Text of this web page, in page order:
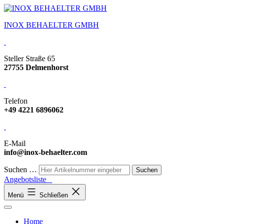
INOX BEHAELTER GMBH
Steller Straße 65
27755 Delmenhorst
Telefon
+49 4221 6896062
E-Mail
info@inox-behaelter.com
Suchen …
Angebotsliste
Menü Schließen
Home